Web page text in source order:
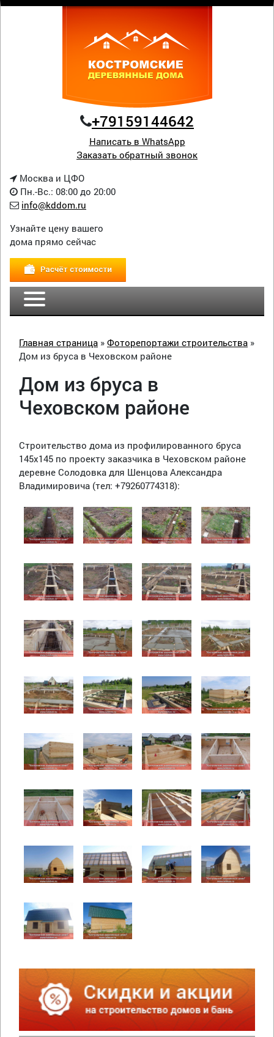
+79159144642
Написать в WhatsApp
Заказать обратный звонок
Москва и ЦФО
Пн.-Вс.: 08:00 до 20:00
info@kddom.ru
Узнайте цену вашего
дома прямо сейчас
Главная страница » Фоторепортажи строительства »
Дом из бруса в Чеховском районе
Дом из бруса в
Чеховском районе
Строительство дома из профилированного бруса
145х145 по проекту заказчика в Чеховском районе
деревне Солодовка для Шенцова Александра
Владимировича (тел: +79260774318):